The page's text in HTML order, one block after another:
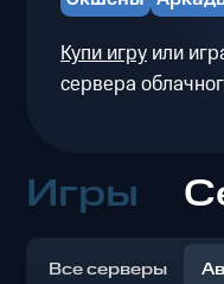
Купи игруили
сервера
Игры
Все серверы